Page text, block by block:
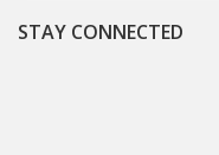
STAY CONNECTED